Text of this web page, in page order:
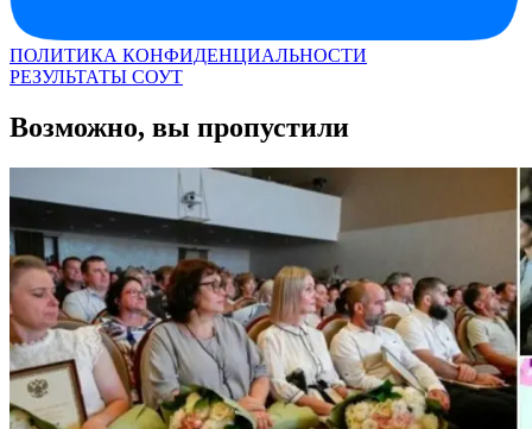
ПОЛИТИКА КОНФИДЕНЦИАЛЬНОСТИ
РЕЗУЛЬТАТЫ СОУТ
Возможно, вы пропустили